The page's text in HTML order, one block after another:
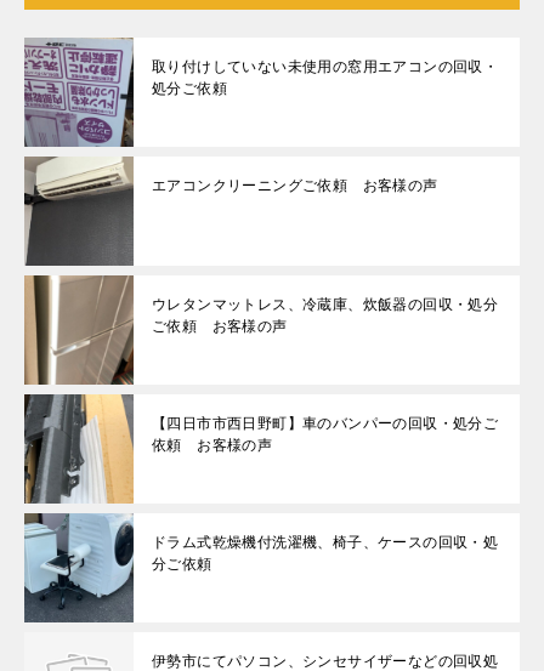
取り付けしていない未使用の窓用エアコンの回収・
処分ご依頼
エアコンクリーニングご依頼 お客様の声
ウレタンマットレス、冷蔵庫、炊飯器の回収・処分
ご依頼 お客様の声
【四日市市西日野町】車のバンパーの回収・処分ご
依頼 お客様の声
ドラム式乾燥機付洗濯機、椅子、ケースの回収・処
分ご依頼
伊勢市にてパソコン、シンセサイザーなどの回収処